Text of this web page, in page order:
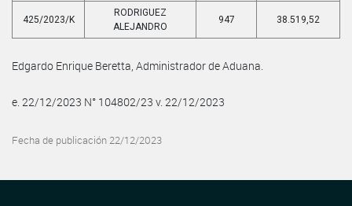
425/2023/K
RODRIGUEZ
ALEJANDRO
947 38.519,52
Edgardo Enrique Beretta, Administrador de Aduana.
e. 22/12/2023 N° 104802/23 v. 22/12/2023
Fecha de publicación 22/12/2023